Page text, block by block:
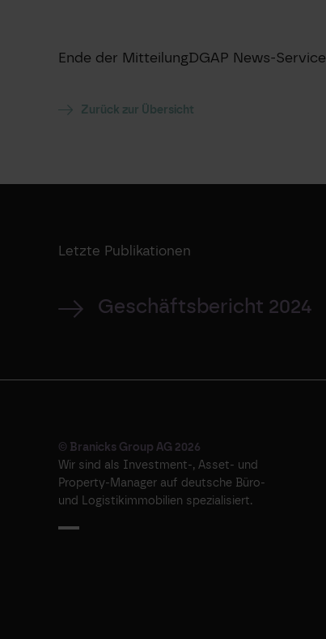
Ende der MitteilungDGAP News-Service
Zurück zur Übersicht
Letzte Publikationen
Geschäftsbericht 2024
© Branicks Group AG 2026
Wir sind als ­Investment-, ­Asset- und
­Property-Manager auf deutsche ­Büro-
und Logistikimmobilien spezialisiert.